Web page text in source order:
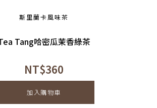
斯里蘭卡風味茶
Tang哈密瓜茉香綠茶
NT$360
加入購物車